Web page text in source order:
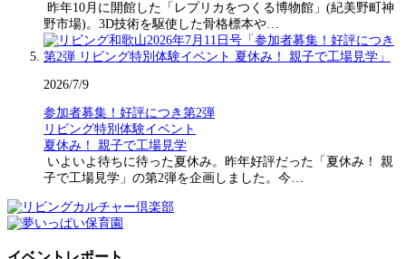
昨年10月に開館した「レプリカをつくる博物館」(紀美野町神
野市場)。3D技術を駆使した骨格標本や…
2026/7/9
参加者募集！好評につき第2弾
リビング特別体験イベント
夏休み！ 親子で工場見学
いよいよ待ちに待った夏休み。昨年好評だった「夏休み！ 親
子で工場見学」の第2弾を企画しました。今…